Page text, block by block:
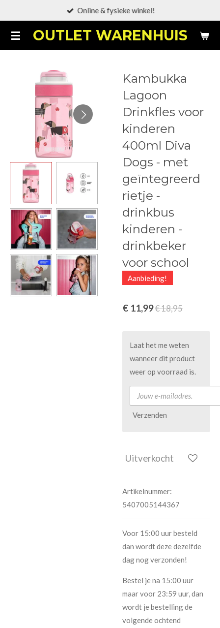
naar
de
OUTLET WARENHUIS
Online & fysieke winkel!
Kambukka
Lagoon
Drinkfles voor
kinderen
400ml Diva
Dogs - met
geïntegreerd
rietje -
drinkbus
kinderen -
drinkbeker
voor school
Aanbieding!
€ 11,99€ 18,95
Laat het me weten
wanneer dit product
weer op voorraad is.
Verzenden
Uitverkocht
Artikelnummer:
5407005144367
Voor 15:00 uur besteld
dan wordt deze dezelfde
dag nog verzonden!
Bestel je na 15:00 uur
maar voor 23:59 uur, dan
wordt je bestelling de
volgende ochtend